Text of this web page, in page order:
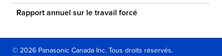
Rapport annuel sur le travail forcé
© 2026 Panasonic Canada Inc. Tous droits réservés.